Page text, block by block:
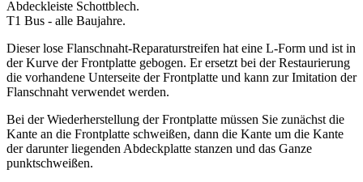
Abdeckleiste Schottblech.
T1 Bus - alle Baujahre.
Dieser lose Flanschnaht-Reparaturstreifen hat eine L-Form und ist in
der Kurve der Frontplatte gebogen. Er ersetzt bei der Restaurierung
die vorhandene Unterseite der Frontplatte und kann zur Imitation der
Flanschnaht verwendet werden.
Bei der Wiederherstellung der Frontplatte müssen Sie zunächst die
Kante an die Frontplatte schweißen, dann die Kante um die Kante
der darunter liegenden Abdeckplatte stanzen und das Ganze
punktschweißen.